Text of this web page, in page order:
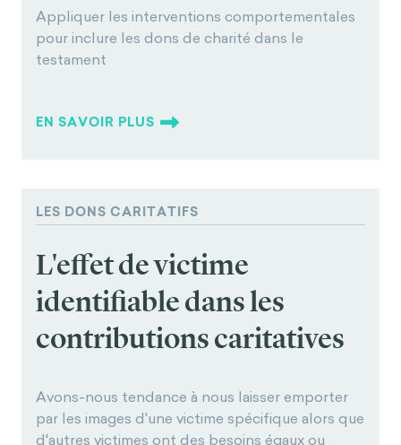
Appliquer les interventions comportementales
pour inclure les dons de charité dans le
testament
EN SAVOIR PLUS
LES DONS CARITATIFS
L'effet de victime
identifiable dans les
contributions caritatives
Avons-nous tendance à nous laisser emporter
par les images d'une victime spécifique alors que
d'autres victimes ont des besoins égaux ou